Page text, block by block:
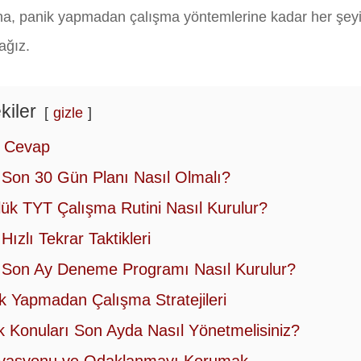
panik yapmadan çalışma yöntemlerine kadar her şeyi
gizle
Cevap
30 Gün Planı Nasıl Olmalı?
TYT Çalışma Rutini Nasıl Kurulur?
Tekrar Taktikleri
Ay Deneme Programı Nasıl Kurulur?
Yapmadan Çalışma Stratejileri
Konuları Son Ayda Nasıl Yönetmelisiniz?